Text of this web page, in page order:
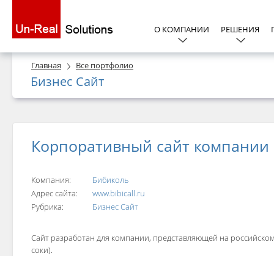
О КОМПАНИИ РЕШЕНИЯ
Главная Все портфолио
Бизнес Сайт
Корпоративный сайт компании
Компания:
Бибиколь
Адрес сайта:
www.bibicall.ru
Рубрика:
Бизнес Сайт
Сайт разработан для компании, представляющей на
соки).